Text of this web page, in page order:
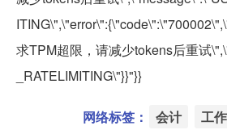
求TPM超限，请减少tokens后重试
_RATELIMITING\"}}"}}
网络标签： 会计 工作